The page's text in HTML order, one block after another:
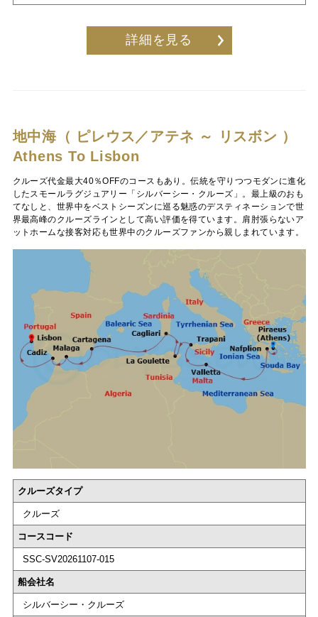
詳細を見る
地中海（ ピレウス／アテネ ～ リスボン ）
Athens To Lisbon
クルーズ代金最大40％OFFのコースもあり。伝統を守りつつモダンに進化
したスモールラグジュアリー「シルバーシー・クルーズ」。最上級のおも
てなしと、世界中をベストシーズンに巡る魅惑のデスティネーションで世
界最高峰のクルーズラインとして高い評価を得ています。肩肘張らないア
ットホームな接客対応も世界中のクルーズファンから親しまれています。
クルーズタイプ
クルーズ
コースコード
SSC-SV20261107-015
船会社名
シルバーシー・クルーズ